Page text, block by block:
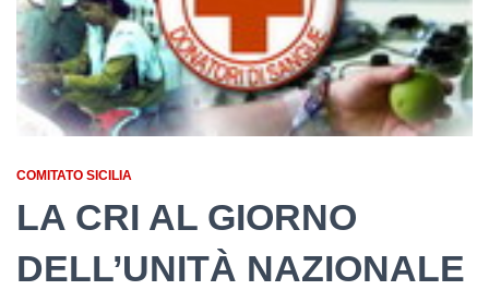
COMITATO SICILIA
LA CRI AL GIORNO
DELL’UNITÀ NAZIONALE